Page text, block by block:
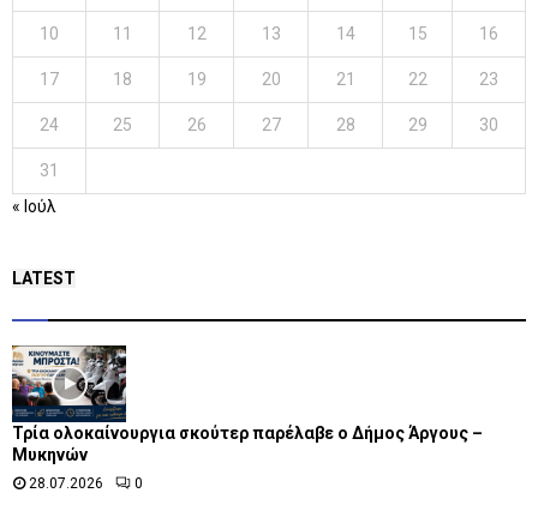
10 11 12 13 14 15 16
17 18 19 20 21 22 23
24 25 26 27 28 29 30
31
« Ιούλ
LATEST
Τρία ολοκαίνουργια σκούτερ παρέλαβε o Δήμος Άργους –
Μυκηνών
28.07.2026 0